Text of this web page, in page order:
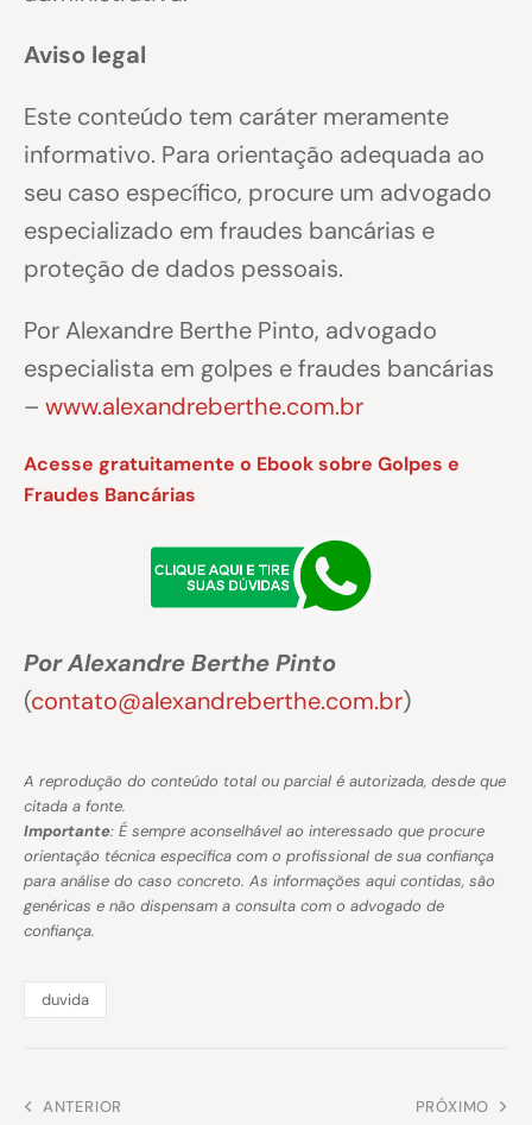
Aviso legal
Este conteúdo tem caráter meramente
informativo. Para orientação adequada ao
seu caso específico, procure um advogado
especializado em fraudes bancárias e
proteção de dados pessoais.
Por Alexandre Berthe Pinto, advogado
especialista em golpes e fraudes bancárias
– www.alexandreberthe.com.br
Acesse gratuitamente o Ebook sobre Golpes e
Fraudes Bancárias
Por Alexandre Berthe Pinto
(contato@alexandreberthe.com.br)
A reprodução do conteúdo total ou parcial é autorizada, desde que
citada a fonte.
Importante: É sempre aconselhável ao interessado que procure
orientação técnica específica com o profissional de sua confiança
para análise do caso concreto. As informações aqui contidas, são
genéricas e não dispensam a consulta com o advogado de
confiança.
duvida
ANTERIOR PRÓXIMO